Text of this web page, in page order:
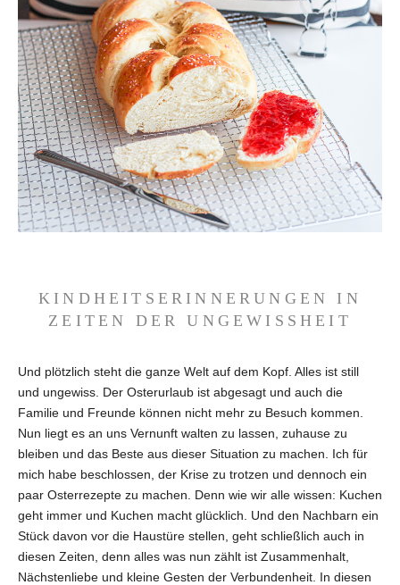
KINDHEITSERINNERUNGEN IN
ZEITEN DER UNGEWISSHEIT
Und plötzlich steht die ganze Welt auf dem Kopf. Alles ist still
und ungewiss. Der Osterurlaub ist abgesagt und auch die
Familie und Freunde können nicht mehr zu Besuch kommen.
Nun liegt es an uns Vernunft walten zu lassen, zuhause zu
bleiben und das Beste aus dieser Situation zu machen. Ich für
mich habe beschlossen, der Krise zu trotzen und dennoch ein
paar Osterrezepte zu machen. Denn wie wir alle wissen: Kuchen
geht immer und Kuchen macht glücklich. Und den Nachbarn ein
Stück davon vor die Haustüre stellen, geht schließlich auch in
diesen Zeiten, denn alles was nun zählt ist Zusammenhalt,
Nächstenliebe und kleine Gesten der Verbundenheit. In diesen